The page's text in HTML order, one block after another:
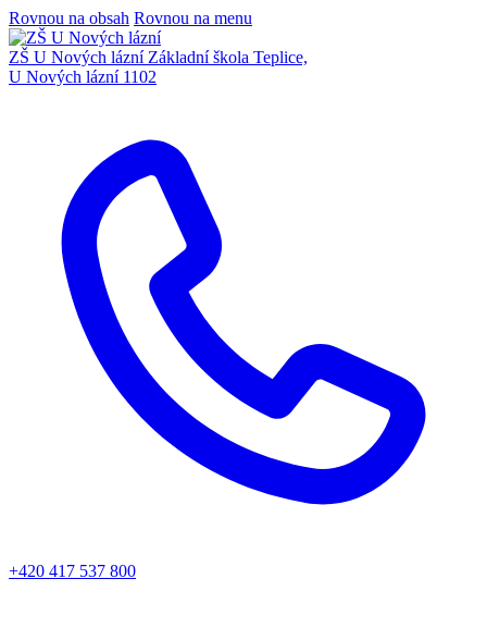
Rovnou na obsah Rovnou na menu
ZŠ U Nových lázní Základní škola Teplice,
U Nových lázní 1102
+420 417 537 800